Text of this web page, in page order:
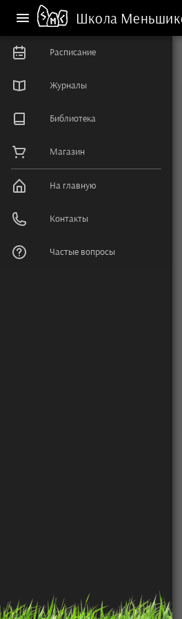
Школа
Расписание
Журналы
Библиотека
Магазин
На главную
Контакты
Частые вопросы